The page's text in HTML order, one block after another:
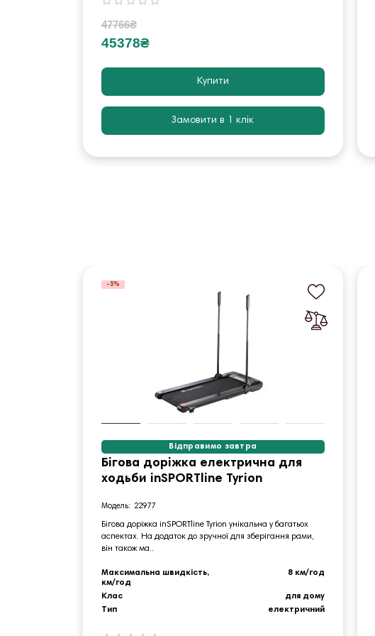
47766₴
45378₴
Купити
Замовити в 1 клік
-5%
Відправимо завтра
Бігова доріжка електрична для
ходьби inSPORTline Tyrion
22977
Бігова доріжка inSPORTline Tyrion унікальна у багатьох
аспектах. На додаток до зручної для зберігання рами,
він також ма..
Максимальна швидкість,
км/год
8 км/год
Клас
для дому
Тип
електричний